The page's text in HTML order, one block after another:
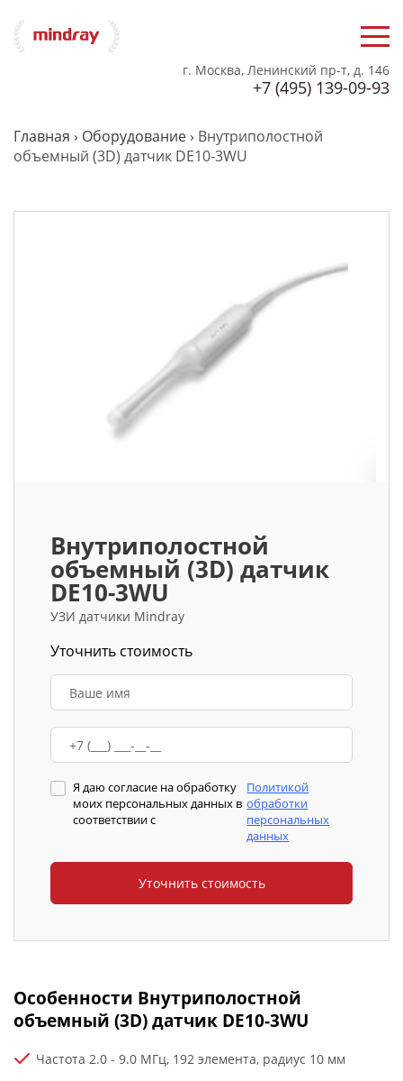
г. Москва, Ленинский пр-т, д. 146
+7 (495) 139-09-93
Главная › Оборудование › Внутриполостной
объемный (3D) датчик DE10-3WU
Внутриполостной
объемный (3D) датчик
DE10-3WU
УЗИ датчики Mindray
Уточнить стоимость
Я даю согласие на обработку
моих персональных данных в
соответствии с
Политикой
обработки
персональных
данных
Особенности Внутриполостной
объемный (3D) датчик DE10-3WU
Частота 2.0 - 9.0 МГц, 192 элемента, радиус 10 мм